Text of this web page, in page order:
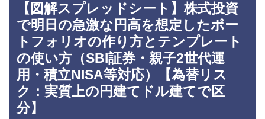
【図解スプレッドシート】株式投資
で明日の急激な円高を想定したポー
トフォリオの作り方とテンプレート
の使い方（SBI証券・親子2世代運
用・積立NISA等対応）【為替リス
ク：実質上の円建てドル建てで区
分】